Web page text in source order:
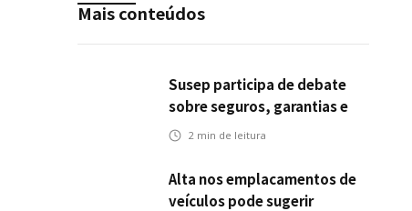
Mais conteúdos
Susep participa de debate
sobre seguros, garantias e
riscos em infraestrutura de
2 min de leitura
Alta nos emplacamentos de
veículos pode sugerir